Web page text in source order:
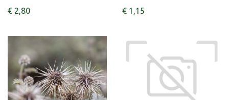
€ 2,80 € 1 ,15